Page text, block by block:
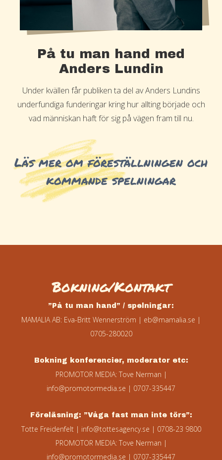
På tu man hand med
Anders Lundin
Under kvällen får publiken ta del av Anders Lundins
underfundiga funderingar kring hur allting började och
vad människan haft för sig på vägen fram till nu.
Läs mer om föreställningen och
kommande spelningar
Bokning/Kontakt
”På tu man hand” / spelningar:
MAMALIA AB: Eva-Britt Wennerström | eb@mamalia.se |
0705-280020
Bokning konferencier, moderator etc:
PROMOTOR MEDIA: Tove Nerman |
info@promotormedia.se | 0707-335447
Föreläsning: ”Våga fast man inte törs”:
Totte Freidenfelt | info@tottesagency.se | 0708-23 9800
PROMOTOR MEDIA: Tove Nerman |
info@promotormedia.se | 0707-335447